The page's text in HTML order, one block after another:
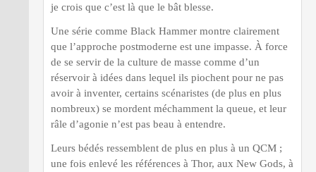
je crois que c’est là que le bât blesse.
Une série comme Black Hammer montre clairement
que l’approche postmoderne est une impasse. À force
de se servir de la culture de masse comme d’un
réservoir à idées dans lequel ils piochent pour ne pas
avoir à inventer, certains scénaristes (de plus en plus
nombreux) se mordent méchamment la queue, et leur
râle d’agonie n’est pas beau à entendre.
Leurs bédés ressemblent de plus en plus à un QCM ;
une fois enlevé les références à Thor, aux New Gods, à